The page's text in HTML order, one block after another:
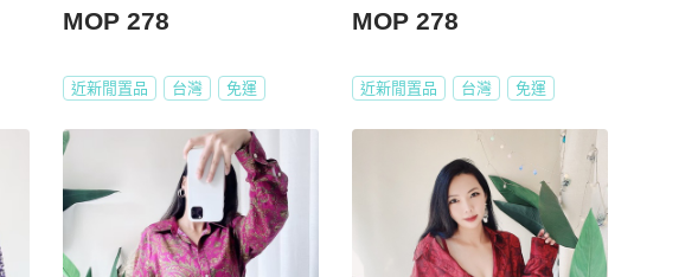
MOP 278
近新閒置品 台灣 免運
MOP 278
近新閒置品 台灣 免運